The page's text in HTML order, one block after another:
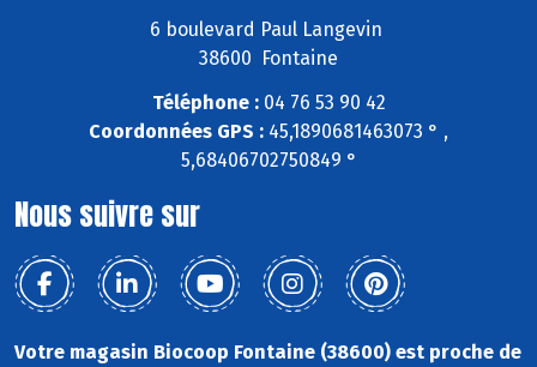
6 boulevard Paul Langevin
38600 Fontaine
Téléphone :04 76 53 90 42
Coordonnées GPS : 45,1890681463073 ° ,
5,68406702750849 °
Nous suivre sur
Votre magasin Biocoop Fontaine (38600) est proche de